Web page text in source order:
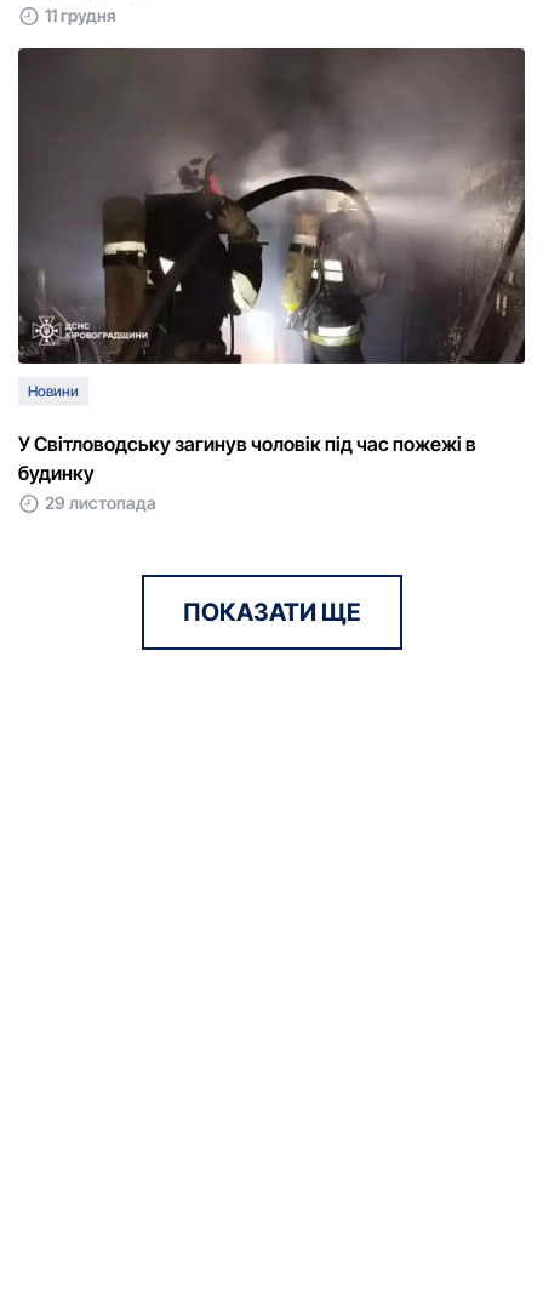
11 грудня
Новини
У Світловодську загинув чоловік під час пожежі в
будинку
29 листопада
ПОКАЗАТИ ЩЕ